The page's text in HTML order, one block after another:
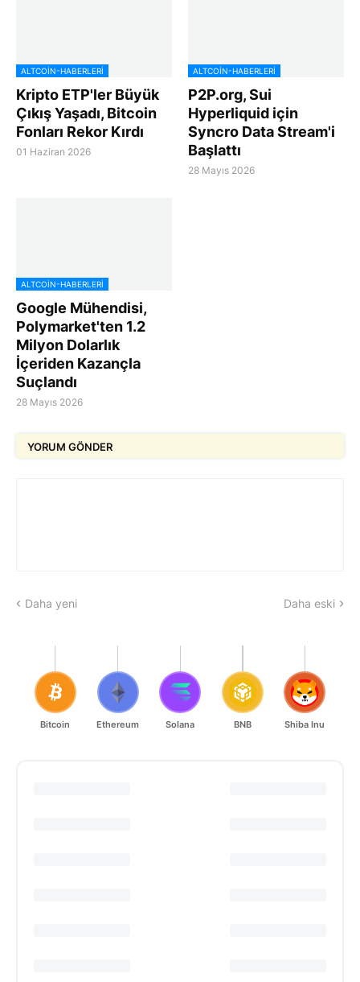
ALTCOIN-HABERLERI
Kripto ETP'ler Büyük
Çıkış Yaşadı, Bitcoin
Fonları Rekor Kırdı
01 Haziran 2026
ALTCOIN-HABERLERI
P2P.org, Sui
Hyperliquid için
Syncro Data Stream'i
Başlattı
28 Mayıs 2026
ALTCOIN-HABERLERI
Google Mühendisi,
Polymarket'ten 1.2
Milyon Dolarlık
İçeriden Kazançla
Suçlandı
28 Mayıs 2026
YORUM GÖNDER
Daha yeni Daha eski
Bitcoin Ethereum Solana BNB Shiba Inu